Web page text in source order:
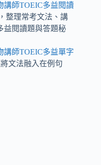
講師TOEIC多益閱讀
整理常考文法、講
益閱讀題與答題秘
講師TOEIC多益單字
文法融入在例句